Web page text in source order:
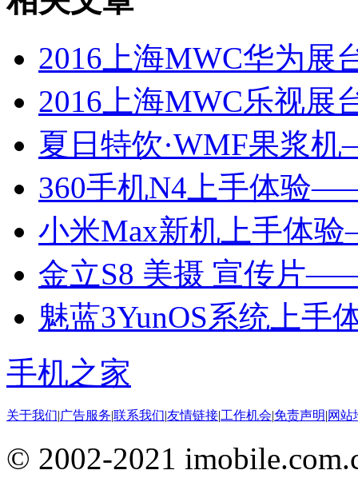
2016上海MWC华为
2016上海MWC乐视展
夏日特饮·WMF果浆
360手机N4上手体验
小米Max新机上手体
金立S8 美摄 宣传片
魅蓝3YunOS系统上
手机之家
关于我们|广告服务|联系我们|友情链接|工作机会|免责声明|网站
© 2002-2021